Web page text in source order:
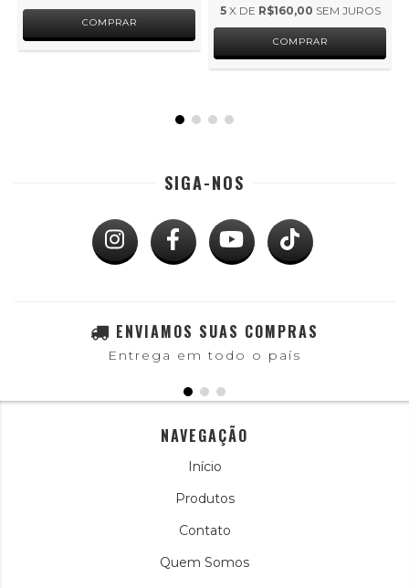
5 X DE R$160,00 SEM JUROS
SIGA-NOS
ENVIAMOS SUAS COMPRAS
Entrega em todo o país
NAVEGAÇÃO
Início
Produtos
Contato
Quem Somos